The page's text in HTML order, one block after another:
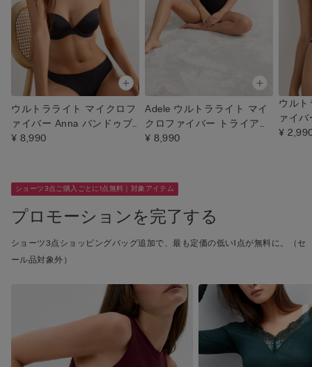
ウルトラライト マイクロフ
ァイバー Anna バンドゥブ
ラ
¥ 8,990
Adele ウルトラライト マイ
クロファイバー トライアン
グルブラ
¥ 8,990
ウル
ァイ
ソング
¥
ショーツ3点ご購入ごとに1点無料｜対象アイテム
プロモーションを完了する
ショーツ3点ショッピングバッグ追加で、最も定価の低い1点が無料に。（セ
ール品対象外）